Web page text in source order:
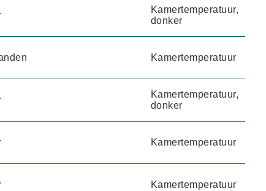
Kamertemperatuur,
donker
Kamertemperatuur
Kamertemperatuur,
donker
Kamertemperatuur
Kamertemperatuur